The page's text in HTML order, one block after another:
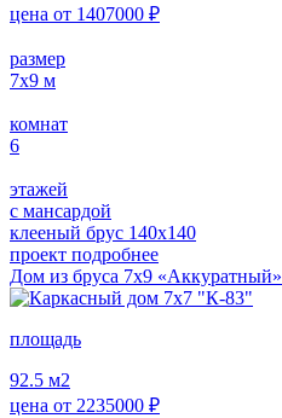
цена от 1407000 ₽
размер
7х9 м
комнат
6
этажей
с мансардой
клееный брус 140х140
проект подробнее
Дом из бруса 7х9 «Аккуратный»
площадь
92.5 м2
цена от 2235000 ₽